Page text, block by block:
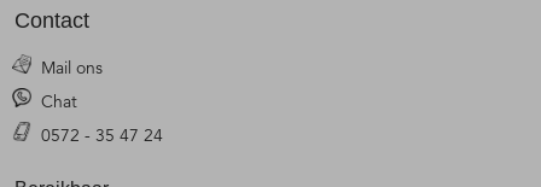
Contact
Mail ons
Chat
0572 - 35 47 24